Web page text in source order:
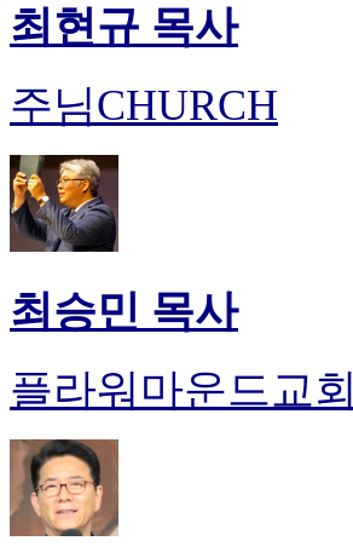
최현규 목사
주님CHURCH
최승민 목사
플라워마운드교회